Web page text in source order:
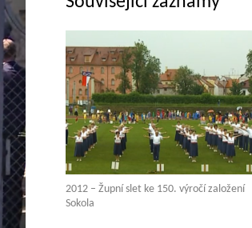
2012 – Župní slet ke 150. výročí založení
Sokola